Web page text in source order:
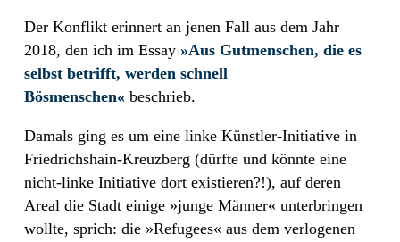
Der Konflikt erinnert an jenen Fall aus dem Jahr
2018, den ich im Essay »Aus Gutmenschen, die es
selbst betrifft, werden schnell
Bösmenschen« beschrieb.
Damals ging es um eine linke Künstler-Initiative in
Friedrichshain-Kreuzberg (dürfte und könnte eine
nicht-linke Initiative dort existieren?!), auf deren
Areal die Stadt einige »junge Männer« unterbringen
wollte, sprich: die »Refugees« aus dem verlogenen